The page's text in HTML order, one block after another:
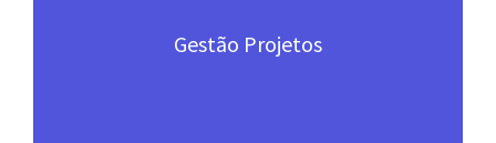
Gestão Projetos